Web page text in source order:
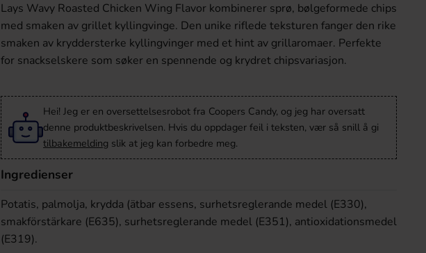
Lays Wavy Roasted Chicken Wing Flavor kombinerer sprø, bølgeformede chips
med smaken av grillet kyllingvinge. Den unike riflede teksturen fanger den rike
smaken av kryddersterke kyllingvinger med et hint av grillaromaer. Perfekte
for snackselskere som søker en spennende og krydret chipsvariasjon.
Hei! Jeg er en oversettelsesrobot fra Coopers Candy, og jeg har oversatt
denne produktbeskrivelsen. Hvis du oppdager feil i teksten, vær så snill å gi
tilbakemelding slik at jeg kan forbedre meg.
Ingredienser
Potatis, palmolja, krydda (ätbar essens, surhetsreglerande medel (E330),
smakförstärkare (E635), surhetsreglerande medel (E351), antioxidationsmedel
(E319).